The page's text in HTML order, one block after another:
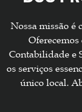
Nossa missão é
Contabilidade e
os serviços
único local.